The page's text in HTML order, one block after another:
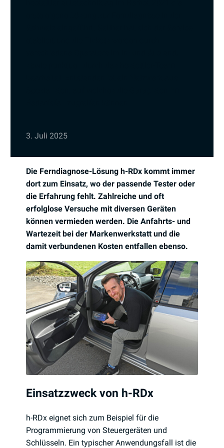
3. Juli 2025
Die Ferndiagnose-Lösung h-RDx kommt immer
dort zum Einsatz, wo der passende Tester oder
die Erfahrung fehlt. Zahlreiche und oft
erfolglose Versuche mit diversen Geräten
können vermieden werden. Die Anfahrts- und
Wartezeit bei der Markenwerkstatt und die
damit verbundenen Kosten entfallen ebenso.
Einsatzzweck von h-RDx
h-RDx eignet sich zum Beispiel für die
Programmierung von Steuergeräten und
Schlüsseln. Ein typischer Anwendungsfall ist die